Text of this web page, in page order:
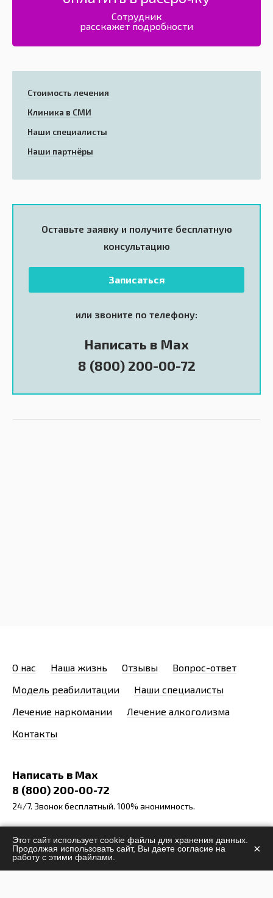
Сотрудник
расскажет подробности
Стоимость лечения
Клиника в СМИ
Наши специалисты
Наши партнёры
Оставьте заявку и получите бесплатную
консультацию
Записаться
или звоните по телефону:
Написать в Max
8 (800) 200-00-72
О нас Наша жизнь Отзывы
Вопрос-ответ
Модель реабилитации
Наши специалисты
Лечение наркомании
Лечение алкоголизма
Контакты
Написать в Max
8 (800) 200-00-72
24/7. Звонок бесплатный. 100% анонимность.
info@stop-narcomania.ru
Московская область, Наро-Фоминский район,
Апрелевка
Этот сайт использует cookie файлы для хранения данных.
Продолжая использовать сайт, Вы даете согласие на
работу с этими файлами.
×